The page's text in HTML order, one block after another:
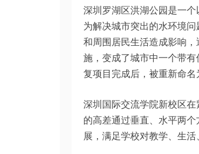
深圳罗湖区洪湖公园是一个
为解决城市突出的水环境
和周围居民生活造成影响
施，变成了城市中一个带
复项目完成后，被重新命名
深圳国际交流学院新校区
的高差通过垂直、水平两
展，满足学校对教学、生